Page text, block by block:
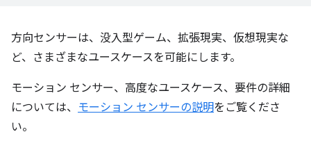
方向センサーは、没入型ゲーム、拡張現実、仮想現実な
ど、さまざまなユースケースを可能にします。
モーション センサー、高度なユースケース、要件の詳細
については、 モーション センサーの説明をご覧くださ
い。